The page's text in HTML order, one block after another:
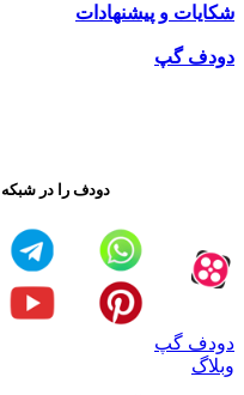
شکایات و پیشنهادات
دودف گپ
دودف را در شبکه
دودف گپ
وبلاگ